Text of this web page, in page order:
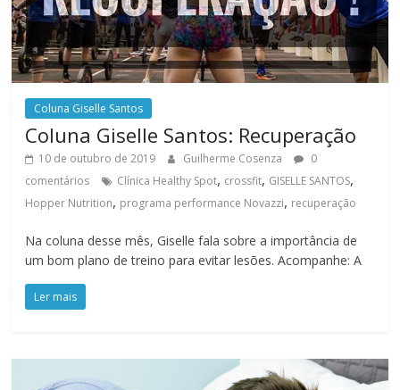
Coluna Giselle Santos
Coluna Giselle Santos: Recuperação
10 de outubro de 2019 Guilherme Cosenza
0
comentários
Clínica Healthy Spot, crossfit, GISELLE SANTOS,
Hopper Nutrition, programa performance Novazzi, recuperação
Na coluna desse mês, Giselle fala sobre a importância de
um bom plano de treino para evitar lesões. Acompanhe: A
Ler mais